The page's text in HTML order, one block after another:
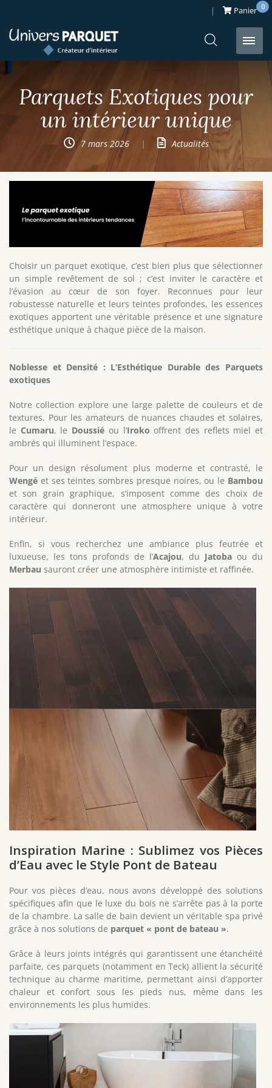
contenu
Panier 0
Parquets Exotiques pour
un intérieur unique
7 mars 2026 | Actualités
Choisir un parquet exotique, c’est bien plus que sélectionner
un simple revêtement de sol ; c’est inviter le caractère et
l’évasion au cœur de son foyer. Reconnues pour leur
robustesse naturelle et leurs teintes profondes, les essences
exotiques apportent une véritable présence et une signature
esthétique unique à chaque pièce de la maison.
Noblesse et Densité : L’Esthétique Durable des Parquets
exotiques
Notre collection explore une large palette de couleurs et de
textures. Pour les amateurs de nuances chaudes et solaires,
le Cumaru, le Doussié ou l’Iroko offrent des reflets miel et
ambrés qui illuminent l’espace.
Pour un design résolument plus moderne et contrasté, le
Wengé et ses teintes sombres presque noires, ou le Bambou
et son grain graphique, s’imposent comme des choix de
caractère qui donneront une atmosphere unique à votre
intérieur.
Enfin, si vous recherchez une ambiance plus feutrée et
luxueuse, les tons profonds de l’Acajou, du Jatoba ou du
Merbau sauront créer une atmosphère intimiste et raffinée.
Inspiration Marine : Sublimez vos Pièces
d’Eau avec le Style Pont de Bateau
Pour vos pièces d’eau, nous avons développé des solutions
spécifiques afin que le luxe du bois ne s’arrête pas à la porte
de la chambre. La salle de bain devient un véritable spa privé
grâce à nos solutions de parquet « pont de bateau ».
Grâce à leurs joints intégrés qui garantissent une étanchéité
parfaite, ces parquets (notamment en Teck) allient la sécurité
technique au charme maritime, permettant ainsi d’apporter
chaleur et confort sous les pieds nus, même dans les
environnements les plus humides.